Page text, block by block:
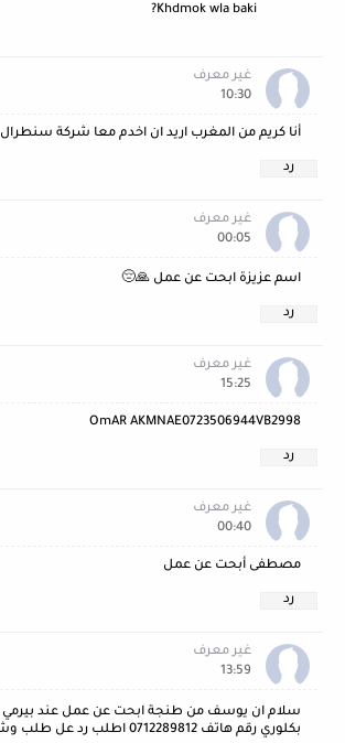
Khdmok wla baki?
غير معرف
10:30
أنا كريم من المغرب اريد ان اخدم معا شركة سنطرال
رد
غير معرف
00:05
اسم عزيزة ابحت عن عمل 🙏😔
رد
غير معرف
15:25
OmAR AKMNAE0723506944VB2998
رد
غير معرف
00:40
مصطفى أبحت عن عمل
رد
غير معرف
13:59
بكلوري رقم هاتف 0712289812 اطلب رد عل طلب وشكرن